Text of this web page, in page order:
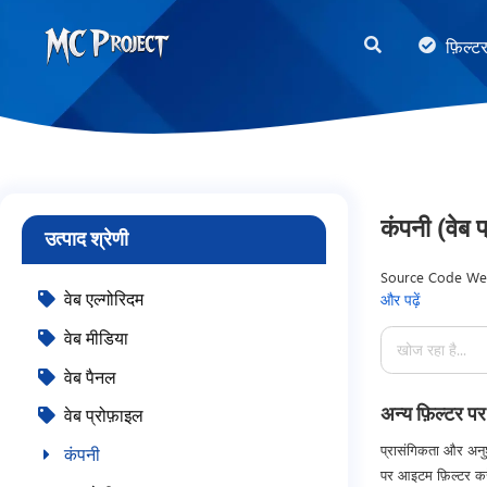
फ़िल्टर
उत्पाद श्रेणी
वेब एल्गोरिदम
वेब मीडिया
वेब पैनल
वेब प्रोफ़ाइल
कंपनी
कंपनी (वेब
Source Code
berisi Script
menggunakan
tampilan
memiliki
serta struktur
और पढ़ें
अन्य फ़िल्टर
प्रासंगिकता और
पर आइटम फ़िल्टर
Project
Store
उत्पाद
फ्रीलांस
सेवाएँ